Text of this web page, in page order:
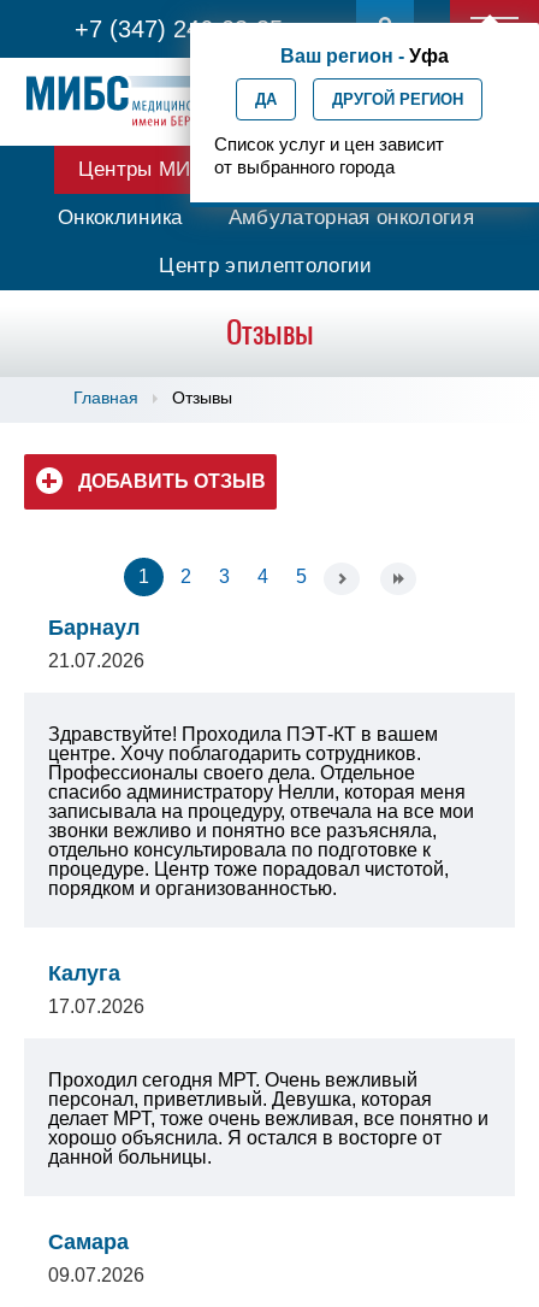
+7 (347) 246-03-35
Ваш регион - Уфа
ДА ДРУГОЙ РЕГИОН
Список услуг и цен зависит
от выбранного города
Центры МИБС Протонная терапия
Онкоклиника Амбулаторная онкология
Центр эпилептологии
Отзывы
Главная Отзывы
ДОБАВИТЬ ОТЗЫВ
1 2 3 4 5
Барнаул
21.07.2026
Здравствуйте! Проходила ПЭТ-КТ в вашем
центре. Хочу поблагодарить сотрудников.
Профессионалы своего дела. Отдельное
спасибо администратору Нелли, которая меня
записывала на процедуру, отвечала на все мои
звонки вежливо и понятно все разъясняла,
отдельно консультировала по подготовке к
процедуре. Центр тоже порадовал чистотой,
порядком и организованностью.
Калуга
17.07.2026
Проходил сегодня МРТ. Очень вежливый
персонал, приветливый. Девушка, которая
делает МРТ, тоже очень вежливая, все понятно и
хорошо объяснила. Я остался в восторге от
данной больницы.
Самара
09.07.2026